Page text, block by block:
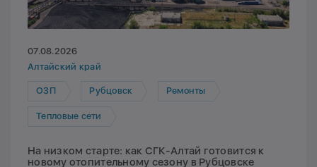
07.08.2026
Алтайский край
ОЗП Рубцовск Ремонты
Тепловые сети
На низком старте: как СГК-Алтай готовится к
новому отопительному сезону в Рубцовске